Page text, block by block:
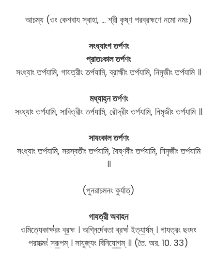
আচম্য (ওং কেশবায স্বাহা, … শ্রী কৃষ্ণ পরব্রহ্মণে নমো নমঃ)
সংধ্যাংগ তর্পণং
প্রাতঃকাল তর্পণং
সংধ্যাং তর্পযামি, গাযত্রীং তর্পযামি, ব্রাহ্মীং তর্পযামি, নিমৃজীং তর্পযামি ॥
মধ্যাহ্ন তর্পণং
সংধ্যাং তর্পযামি, সাবিত্রীং তর্পযামি, রৌদ্রীং তর্পযামি, নিমৃজীং তর্পযামি ॥
সাযংকাল তর্পণং
সংধ্যাং তর্পযামি, সরস্বতীং তর্পযামি, বৈষ্ণবীং তর্পযামি, নিমৃজীং তর্পযামি
॥
(পুনরাচমনং কুর্যাত্)
গাযত্রী অবাহন
ওমিত্যেকাক্ষ॑রং ব্র॒হ্ম । অগ্নির্দেবতা ব্রহ্ম॑ ইত্যা॒র্ষম্ । গাযত্রং ছংদং
পরমাত্মং॑ সরূ॒পম্ । সাযুজ্যং বি॑নিযো॒গ॒ম্ ॥ (তৈ. অর. 10. 33)